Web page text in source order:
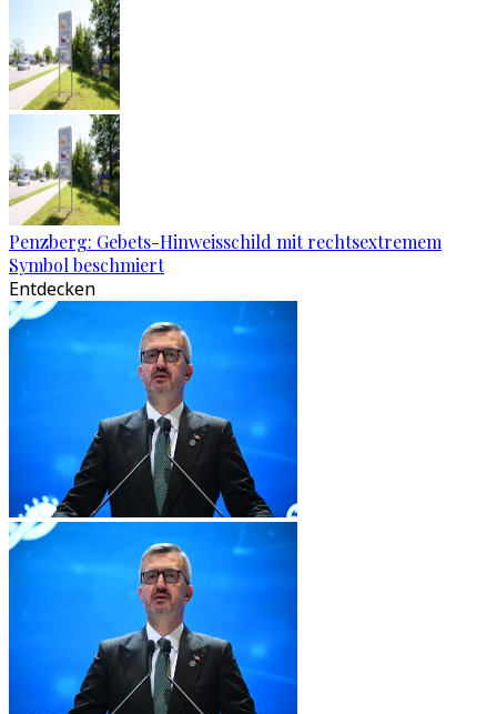
Penzberg: Gebets-Hinweisschild mit rechtsextremem
Symbol beschmiert
Entdecken